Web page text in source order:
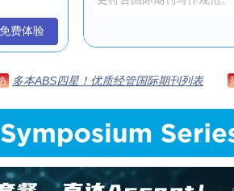
免费体验
多本ABS四星！优质经管国际期刊列表